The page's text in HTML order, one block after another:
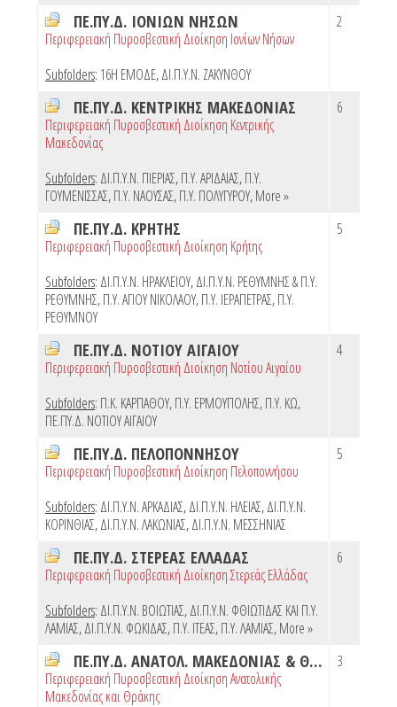
ΠΕ.ΠΥ.Δ. ΙΟΝΙΩΝ ΝΗΣΩΝ
Περιφερειακή Πυροσβεστική Διοίκηση Ιονίων Νήσων
Subfolders: 16Η ΕΜΟΔΕ,ΔΙ.Π.Υ.Ν. ΖΑΚΥΝΘΟΥ
2
ΠΕ.ΠΥ.Δ. ΚΕΝΤΡΙΚΗΣ ΜΑΚΕΔΟΝΙΑΣ
Περιφερειακή Πυροσβεστική Διοίκηση Κεντρικής
Μακεδονίας
Subfolders: ΔΙ.Π.Υ.Ν. ΠΙΕΡΙΑΣ,Π.Υ. ΑΡΙΔΑΙΑΣ,Π.Υ.
ΓΟΥΜΕΝΙΣΣΑΣ,Π.Υ. ΝΑΟΥΣΑΣ,Π.Υ. ΠΟΛΥΓΥΡΟΥ,More »
6
ΠΕ.ΠΥ.Δ. ΚΡΗΤΗΣ
Περιφερειακή Πυροσβεστική Διοίκηση Κρήτης
Subfolders: ΔΙ.Π.Υ.Ν. ΗΡΑΚΛΕΙΟΥ,ΔΙ.Π.Υ.Ν. ΡΕΘΥΜΝΗΣ & Π.Υ.
ΡΕΘΥΜΝΗΣ,Π.Υ. ΑΓΙΟΥ ΝΙΚΟΛΑΟΥ,Π.Υ. ΙΕΡΑΠΕΤΡΑΣ,Π.Υ.
ΡΕΘΥΜΝΟΥ
5
ΠΕ.ΠΥ.Δ. ΝΟΤΙΟΥ ΑΙΓΑΙΟΥ
Περιφερειακή Πυροσβεστική Διοίκηση Νοτίου Αιγαίου
Subfolders: Π.Κ. ΚΑΡΠΑΘΟΥ,Π.Υ. ΕΡΜΟΥΠΟΛΗΣ,Π.Υ. ΚΩ,
ΠΕ.ΠΥ.Δ. ΝΟΤΙΟΥ ΑΙΓΑΙΟΥ
4
ΠΕ.ΠΥ.Δ. ΠΕΛΟΠΟΝΝΗΣΟΥ
Περιφερειακή Πυροσβεστική Διοίκηση Πελοποννήσου
Subfolders: ΔΙ.Π.Υ.Ν. ΑΡΚΑΔΙΑΣ,ΔΙ.Π.Υ.Ν. ΗΛΕΙΑΣ,ΔΙ.Π.Υ.Ν.
ΚΟΡΙΝΘΙΑΣ,ΔΙ.Π.Υ.Ν. ΛΑΚΩΝΙΑΣ,ΔΙ.Π.Υ.Ν. ΜΕΣΣΗΝΙΑΣ
5
ΠΕ.ΠΥ.Δ. ΣΤΕΡΕΑΣ ΕΛΛΑΔΑΣ
Περιφερειακή Πυροσβεστική Διοίκηση Στερεάς Ελλάδας
Subfolders: ΔΙ.Π.Υ.Ν. ΒΟΙΩΤΙΑΣ,ΔΙ.Π.Υ.Ν. ΦΘΙΩΤΙΔΑΣ ΚΑΙ Π.Υ.
ΛΑΜΙΑΣ,ΔΙ.Π.Υ.Ν. ΦΩΚΙΔΑΣ,Π.Υ. ΙΤΕΑΣ,Π.Υ. ΛΑΜΙΑΣ,More »
6
ΠΕ.ΠΥ.Δ. ΑΝΑΤΟΛ. ΜΑΚΕΔΟΝΙΑΣ & ΘΡΑΚΗΣ
Περιφερειακή Πυροσβεστική Διοίκηση Ανατολικής
Μακεδονίας και Θράκης
3